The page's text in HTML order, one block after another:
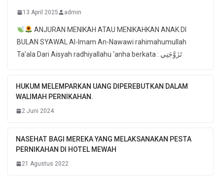
13 April 2025 admin
ANJURAN MENIKAH ATAU MENIKAHKAN ANAK DI
BULAN SYAWAL Al-Imam An-Nawawi rahimahumullah
Ta’ala Dari Aisyah radhiyallahu ‘anha berkata : تَزَوَّجَنِي
HUKUM MELEMPARKAN UANG DIPEREBUTKAN DALAM
WALIMAH PERNIKAHAN.
2 Juni 2024
NASEHAT BAGI MEREKA YANG MELAKSANAKAN PESTA
PERNIKAHAN DI HOTEL MEWAH
21 Agustus 2022